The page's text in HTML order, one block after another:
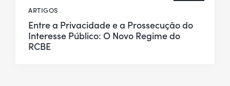
ARTIGOS
Entre a Privacidade e a Prossecução do
Interesse Público: O Novo Regime do
RCBE